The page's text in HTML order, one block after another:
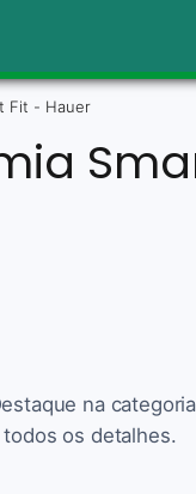
Fit - Hauer
na
os detalhes.